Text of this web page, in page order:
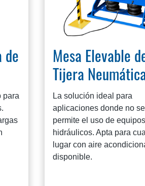
de
para
Mesa Elevable
Tijera
La solución ideal para
aplicaciones donde no se
permite el uso de equipos
hidráulicos. Apta para
lugar con aire
disponible.